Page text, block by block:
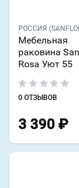
РОССИЯ
Мебельная
раковина
Rosa Уют 55
0 ОТЗЫВОВ
3 390 ₽